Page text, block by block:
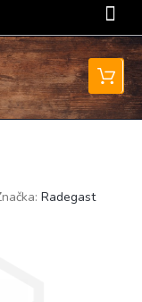
Nákupní
košík
Radegast